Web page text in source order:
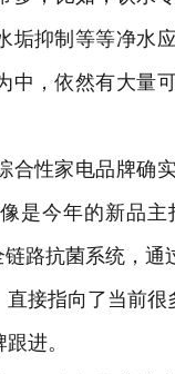
垢抑制等等净水
中，依然有大量
性家电品牌确实
是今年的新品
路抗菌系统，
接指向了当前
进。